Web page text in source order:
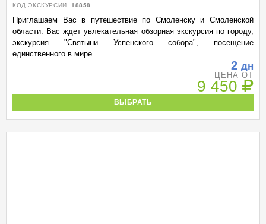
КОД ЭКСКУРСИИ: 18858
Приглашаем Вас в путешествие по Смоленску и Смоленской
области. Вас ждет увлекательная обзорная экскурсия по городу,
экскурсия "Святыни Успенского собора", посещение
единственного в мире ...
2 дн
ЦЕНА ОТ
9 450
ВЫБРАТЬ